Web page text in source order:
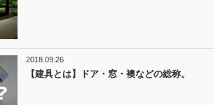
2018.09.26
【建具とは】ドア・窓・襖などの総称。